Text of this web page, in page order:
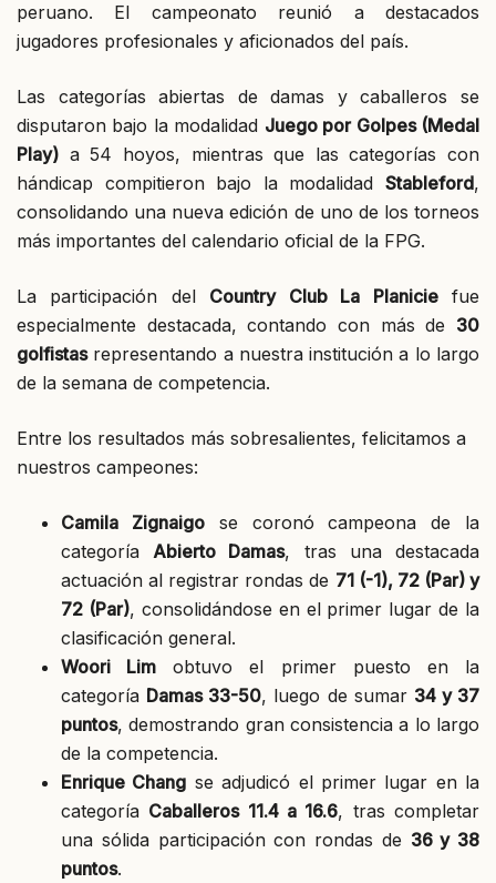
peruano. El campeonato reunió a destacados
jugadores profesionales y aficionados del país.
Las categorías abiertas de damas y caballeros se
disputaron bajo la modalidad Juego por Golpes (Medal
Play) a 54 hoyos, mientras que las categorías con
hándicap compitieron bajo la modalidad Stableford,
consolidando una nueva edición de uno de los torneos
más importantes del calendario oficial de la FPG.
La participación del Country Club La Planiciefue
especialmente destacada, contando con más de 30
golfistasrepresentando a nuestra institución a lo largo
de la semana de competencia.
Entre los resultados más sobresalientes, felicitamos a
nuestros campeones:
Camila Zignaigose coronó campeona de la
categoríaAbierto Damas, tras una destacada
actuación al registrar rondas de 71 (-1), 72 (Par) y
72 (Par), consolidándose en el primer lugar de la
clasificación general.
Woori Lim obtuvo el primer puesto en la
categoría Damas 33-50, luego de sumar 34 y 37
puntos, demostrando gran consistencia a lo largo
de la competencia.
Enrique Chang se adjudicó el primer lugar en la
categoría Caballeros 11.4 a 16.6, tras completar
una sólida participación con rondas de 36 y 38
puntos.